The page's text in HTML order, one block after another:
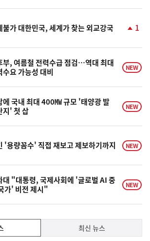
불가 대한민국, 세계가 찾는 외교강국
승
1
부, 여름철 전력수급 점검…역대 최대
수요 가능성 대비
NEW
에 국내 최대 400㎿ 규모 '태양광 발
지' 첫 삽
NEW
'용량꼼수' 직접 재보고 제보하기까지 NEW
대 "대통령, 국제사회에 '글로벌 AI 중
가' 비전 제시"
NEW
최신 뉴스